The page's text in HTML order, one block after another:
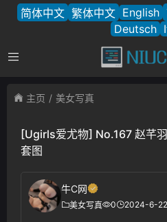
简体中文 繁体中文 English
Deutsch
主页 美女写真
[Ugirls爱尤物] No.167 赵芊
套图
牛C网
美女写真 0 2024-6-22